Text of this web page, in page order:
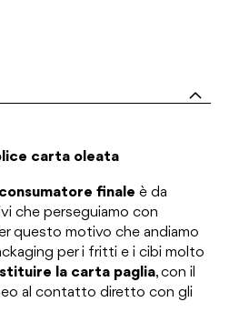
carta oleata
finale è da
che perseguiamo con
questo motivo che andiamo
per i fritti e i cibi molto
la carta paglia, con il
al contatto diretto con gli